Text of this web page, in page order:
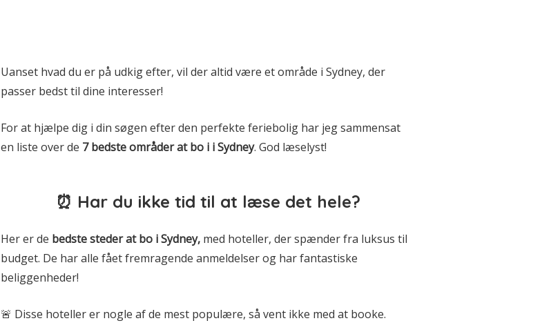
Uanset hvad du er på udkig efter, vil der altid være et område i Sydney, der
passer bedst til dine interesser!
For at hjælpe dig i din søgen efter den perfekte feriebolig har jeg sammensat
en liste over de 7 bedste områder at bo i i Sydney. God læselyst!
⏰ Har du ikke tid til at læse det hele?
Her er de bedste steder at bo iSydney, med hoteller, der spænder fra luksus til
budget. De har alle fået fremragende anmeldelser og har fantastiske
beliggenheder!
🚨 Disse hoteller er nogle af de mest populære, så vent ikke med at booke.